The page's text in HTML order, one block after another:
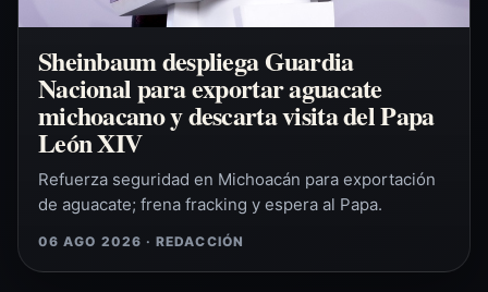
Sheinbaum despliega Guardia
Nacional para exportar aguacate
michoacano y descarta visita del Papa
León XIV
Refuerza seguridad en Michoacán para exportación
de aguacate; frena fracking y espera al Papa.
06 AGO 2026 · REDACCIÓN